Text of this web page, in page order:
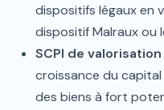
dispositifs légaux en
dispositif Malraux ou
SCPI de valorisation
croissance du
des biens à fort